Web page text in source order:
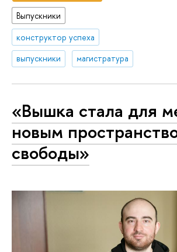
Выпускники
конструктор успеха
выпускники
магистратура
«Вышка стала для
новым
свободы»